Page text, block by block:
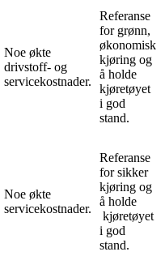
Noe økte
drivstoff- og
servicekostnader.
Referanse
for grønn,
økonomisk
kjøring og
å holde
kjøretøyet
i god
stand.
Noe økte
servicekostnader.
Referanse
for sikker
kjøring og
å holde
kjøretøyet
i god
stand.